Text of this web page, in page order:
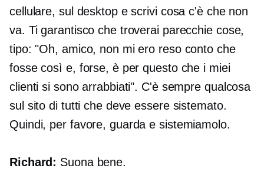
cellulare, sul desktop e scrivi cosa c'è che non
va. Ti garantisco che troverai parecchie cose,
tipo: "Oh, amico, non mi ero reso conto che
fosse così e, forse, è per questo che i miei
clienti si sono arrabbiati". C'è sempre qualcosa
sul sito di tutti che deve essere sistemato.
Quindi, per favore, guarda e sistemiamolo.
Richard: Suona bene.